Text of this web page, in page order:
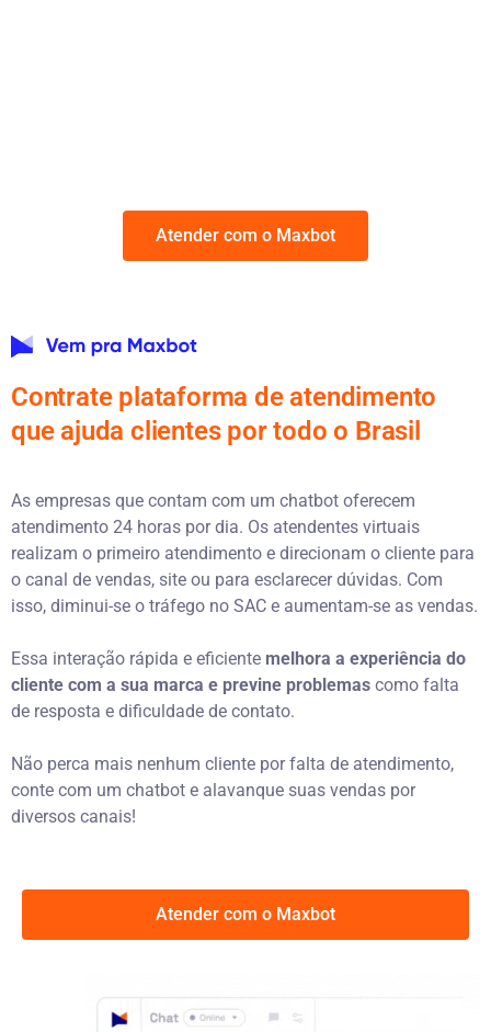
Atender com o Maxbot
Contrate plataforma de atendimento
que ajuda clientes por todo o Brasil
As empresas que contam com um chatbot oferecem
atendimento 24 horas por dia. Os atendentes virtuais
realizam o primeiro atendimento e direcionam o cliente para
o canal de vendas, site ou para esclarecer dúvidas. Com
isso, diminui-se o tráfego no SAC e aumentam-se as vendas.
Essa interação rápida e eficiente melhora a experiência do
cliente com a sua marca e previne problemas como falta
de resposta e dificuldade de contato.
Não perca mais nenhum cliente por falta de atendimento,
conte com um chatbot e alavanque suas vendas por
diversos canais!
Atender com o Maxbot